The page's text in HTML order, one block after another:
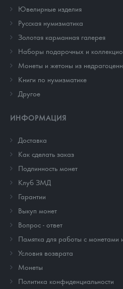
Ювелирные изделия
Русская нумизматика
Золотая карманная галерея
Наборы подарочных и
Монеты и жетоны из
Книги по нумизматике
Другое
ИНФОРМАЦИЯ
Доставка
Как сделать заказ
Подлинность монет
Клуб ЗМД
Гарантии
Выкуп монет
Вопрос - ответ
Памятка для работы с монетами
Условия возврата
Монеты
Политика конфиденциальности